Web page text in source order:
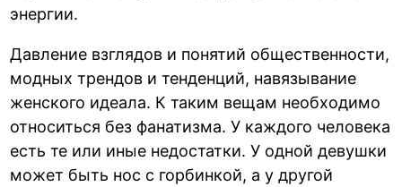
энергии.
Давление взглядов и понятий общественности,
модных трендов и тенденций, навязывание
женского идеала. К таким вещам необходимо
относиться без фанатизма. У каждого человека
есть те или иные недостатки. У одной девушки
может быть нос с горбинкой, а у другой